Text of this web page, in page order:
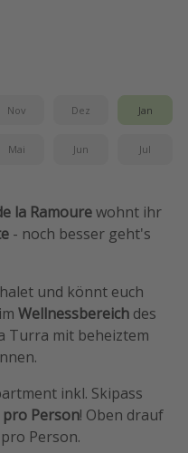
Nov Dez Jan
Mai Jun Jul
la Ramourewohnt ihr
- noch besser geht's
und könnt euch
Wellnessbereich des
Turra mit beheiztem
inkl. Skipass
pro Person! Oben drauf
Person.